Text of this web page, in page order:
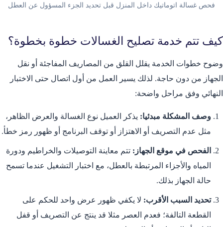
فحص غسالة اتوماتيك داخل المنزل قبل تحديد الجزء المسؤول عن العطل
كيف تتم خدمة تصليح الغسالات خطوة بخطوة؟
وضوح خطوات الخدمة يقلل القلق من المصاريف المفاجئة أو نقل
الجهاز من دون حاجة. لذلك يسير العمل من أول اتصال حتى الاختبار
النهائي وفق مراحل واضحة:
وصف المشكلة مبدئيا: يذكر العميل نوع الغسالة والعرض الظاهر،
مثل عدم التصريف أو الاهتزاز أو توقف البرنامج أو ظهور رمز خطأ.
الفحص في موقع الجهاز: تتم معاينة التوصيلات والخراطيم ودورة
المياه والأجزاء المرتبطة بالعطل، مع اختبار التشغيل عندما تسمح
حالة الجهاز بذلك.
تحديد السبب الأقرب: لا يكفي ظهور عرض واحد للحكم على
القطعة التالفة؛ فعدم العصر مثلا قد ينتج عن التصريف أو قفل